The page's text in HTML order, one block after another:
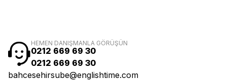
HEMEN DANIŞMANLA GÖRÜŞÜN
0212 669 69 30
0212 669 69 30
bahcesehirsube@englishtime.com